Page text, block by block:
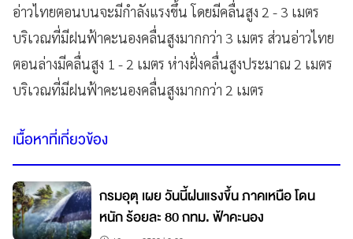
อ่าวไทยตอนบนจะมีกำลังแรงขึ้น โดยมีคลื่นสูง 2 - 3 เมตร
บริเวณที่มีฝนฟ้าคะนองคลื่นสูงมากกว่า 3 เมตร ส่วนอ่าวไทย
ตอนล่างมีคลื่นสูง 1 - 2 เมตร ห่างฝั่งคลื่นสูงประมาณ 2 เมตร
บริเวณที่มีฝนฟ้าคะนองคลื่นสูงมากกว่า 2 เมตร
เนื้อหาที่เกี่ยวข้อง
กรมอุตุ เผย วันนี้ฝนแรงขึ้น ภาคเหนือ โดน
หนัก ร้อยละ 80 กทม. ฟ้าคะนอง